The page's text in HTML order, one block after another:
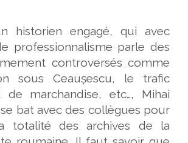
historien engagé, qui avec
professionnalisme parle des
controversés comme
sous Ceaușescu, le trafic
de marchandise, etc…, Mihai
bat avec des collègues pour
totalité des archives de la